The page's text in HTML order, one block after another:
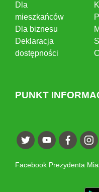
Dla
mieszkańców
Dla biznesu
Deklaracja
dostępności
PUNKT
Facebook Prezydenta